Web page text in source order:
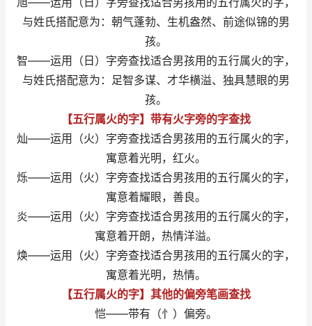
与姓氏搭配意为：朝气蓬勃、生机盎然、前途似锦的男
孩。
智——运用（日）字旁查找适合男孩用的五行属火的字，
与姓氏搭配意为：足智多谋、才华横溢、独具慧眼的男
孩。
【五行属火的字】带有火字旁的字查找
灿——运用（火）字旁查找适合男孩用的五行属火的字，
寓意着光明，红火。
烁——运用（火）字旁查找适合男孩用的五行属火的字，
寓意着耀眼，善良。
炎——运用（火）字旁查找适合男孩用的五行属火的字，
寓意着开朗，热情洋溢。
焕——运用（火）字旁查找适合男孩用的五行属火的字，
寓意着光明，热情。
【五行属火的字】其他的偏旁笔画查找
恺——带有（忄）偏旁。